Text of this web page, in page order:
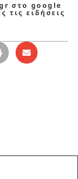
στο google
τις ειδήσεις